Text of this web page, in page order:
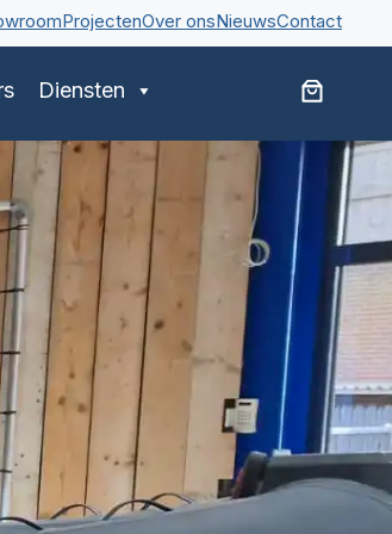
ProjectenOver onsNieuwsContact
Diensten